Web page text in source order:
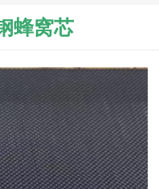
蜂窝芯